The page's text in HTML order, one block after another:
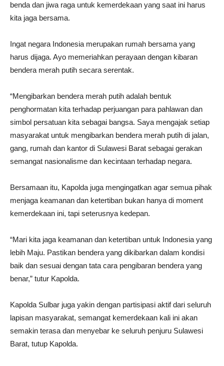
benda dan jiwa raga untuk kemerdekaan yang saat ini harus
kita jaga bersama.
Ingat negara Indonesia merupakan rumah bersama yang
harus dijaga. Ayo memeriahkan perayaan dengan kibaran
bendera merah putih secara serentak.
“Mengibarkan bendera merah putih adalah bentuk
penghormatan kita terhadap perjuangan para pahlawan dan
simbol persatuan kita sebagai bangsa. Saya mengajak setiap
masyarakat untuk mengibarkan bendera merah putih di jalan,
gang, rumah dan kantor di Sulawesi Barat sebagai gerakan
semangat nasionalisme dan kecintaan terhadap negara.
Bersamaan itu, Kapolda juga mengingatkan agar semua pihak
menjaga keamanan dan ketertiban bukan hanya di moment
kemerdekaan ini, tapi seterusnya kedepan.
“Mari kita jaga keamanan dan ketertiban untuk Indonesia yang
lebih Maju. Pastikan bendera yang dikibarkan dalam kondisi
baik dan sesuai dengan tata cara pengibaran bendera yang
benar,” tutur Kapolda.
Kapolda Sulbar juga yakin dengan partisipasi aktif dari seluruh
lapisan masyarakat, semangat kemerdekaan kali ini akan
semakin terasa dan menyebar ke seluruh penjuru Sulawesi
Barat, tutup Kapolda.